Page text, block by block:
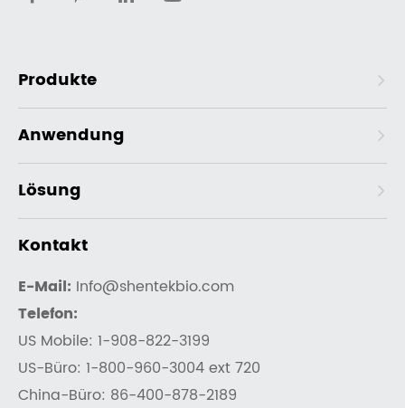
Produkte
Anwendung
Lösung
Kontakt
E-Mail: Info@shentekbio.com
Telefon:
US Mobile: 1-908-822-3199
US-Büro: 1-800-960-3004 ext 720
China-Büro: 86-400-878-2189